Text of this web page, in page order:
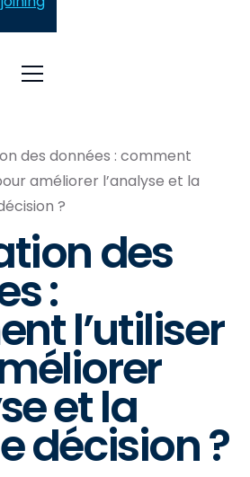
des données : comment
améliorer l’analyse et la
?
des
:
l’utiliser
et la
décision ?